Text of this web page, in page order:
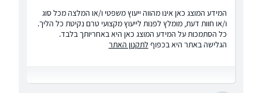
המידע המוצג כאן אינו מהווה ייעוץ משפטי ו/או המלצה מכל סוג
ו/או חוות דעת, מומלץ לפנות לייעוץ מקצועי טרם נקיטת כל הליך.
כל הסתמכות על המידע המוצג כאן היא באחריותך בלבד.
הגלישה באתר היא בכפוף לתקנון האתר